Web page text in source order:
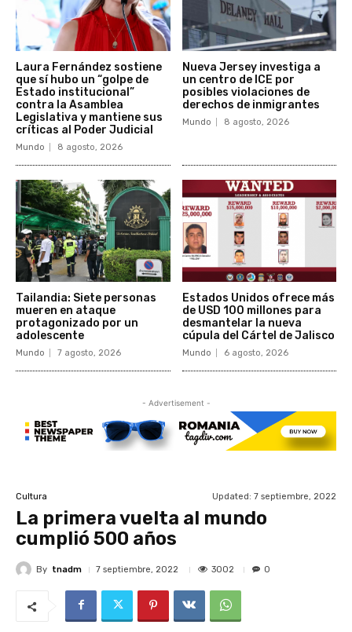
Laura Fernández sostiene
que sí hubo un “golpe de
Estado institucional”
contra la Asamblea
Legislativa y mantiene sus
críticas al Poder Judicial
Mundo 8 agosto, 2026
Nueva Jersey investiga a
un centro de ICE por
posibles violaciones de
derechos de inmigrantes
Mundo 8 agosto, 2026
Tailandia: Siete personas
mueren en ataque
protagonizado por un
adolescente
Mundo 7 agosto, 2026
Estados Unidos ofrece más
de USD 100 millones para
desmantelar la nueva
cúpula del Cártel de Jalisco
Mundo 6 agosto, 2026
- Advertisement -